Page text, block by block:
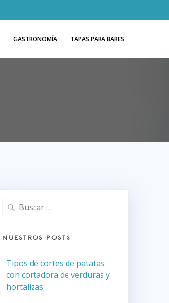
GASTRONOMÍA TAPAS PARA BARES
Buscar:
NUESTROS POSTS
Tipos de cortes de patatas
con cortadora de verduras y
hortalizas